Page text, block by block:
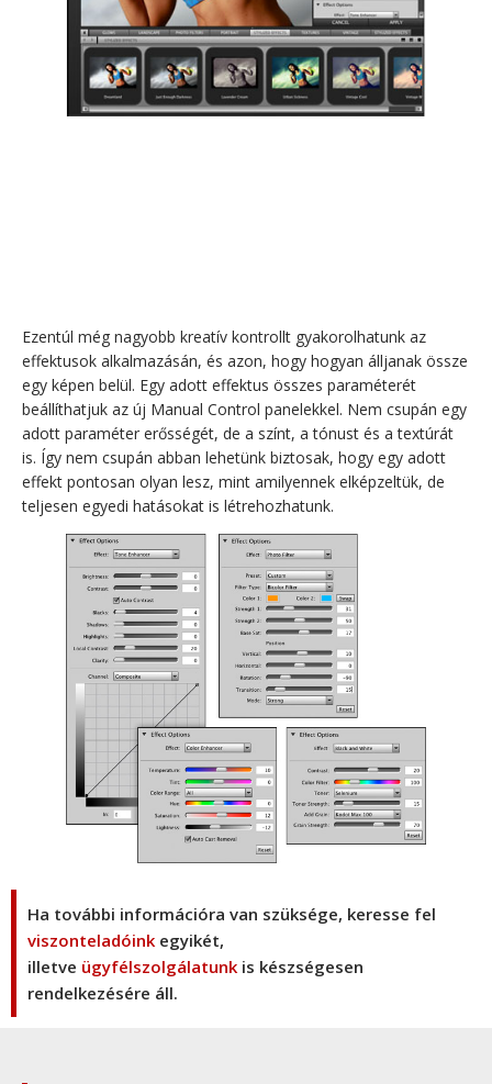
Ezentúl még nagyobb kreatív kontrollt gyakorolhatunk az
effektusok alkalmazásán, és azon, hogy hogyan álljanak össze
egy képen belül. Egy adott effektus összes paraméterét
beállíthatjuk az új Manual Control panelekkel. Nem csupán egy
adott paraméter erősségét, de a színt, a tónust és a textúrát
is. Így nem csupán abban lehetünk biztosak, hogy egy adott
effekt pontosan olyan lesz, mint amilyennek elképzeltük, de
teljesen egyedi hatásokat is létrehozhatunk.
Ha további információra van szüksége, keresse fel
viszonteladóink egyikét,
illetve ügyfélszolgálatunk is készségesen
rendelkezésére áll.